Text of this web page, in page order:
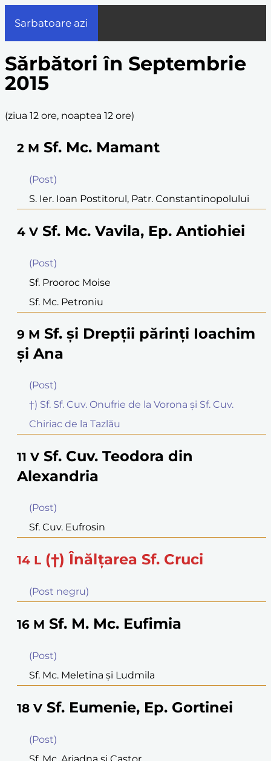
Sarbatoare azi
Sărbători în Septembrie
2015
(ziua 12 ore, noaptea 12 ore)
2 M Sf. Mc. Mamant
(Post)
S. Ier. Ioan Postitorul, Patr. Constantinopolului
4 V Sf. Mc. Vavila, Ep. Antiohiei
(Post)
Sf. Prooroc Moise
Sf. Mc. Petroniu
9 M Sf. şi Drepţii părinţi Ioachim
şi Ana
(Post)
†) Sf. Sf. Cuv. Onufrie de la Vorona şi Sf. Cuv.
Chiriac de la Tazlău
11 V Sf. Cuv. Teodora din
Alexandria
(Post)
Sf. Cuv. Eufrosin
14 L (†) Înălţarea Sf. Cruci
(Post negru)
16 M Sf. M. Mc. Eufimia
(Post)
Sf. Mc. Meletina şi Ludmila
18 V Sf. Eumenie, Ep. Gortinei
(Post)
Sf. Mc. Ariadna şi Castor